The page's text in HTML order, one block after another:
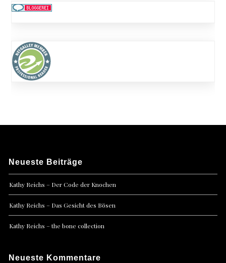
Neueste Beiträge
Kathy Reichs – Der Code der Knochen
Kathy Reichs – Das Gesicht des Bösen
Kathy Reichs – the bone collection
Neueste Kommentare